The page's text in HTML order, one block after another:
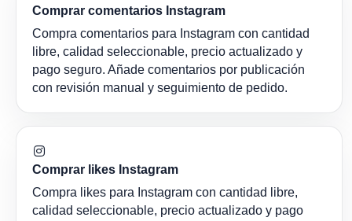
Comprar comentarios Instagram
Compra comentarios para Instagram con cantidad
libre, calidad seleccionable, precio actualizado y
pago seguro. Añade comentarios por publicación
con revisión manual y seguimiento de pedido.
Comprar likes Instagram
Compra likes para Instagram con cantidad libre,
calidad seleccionable, precio actualizado y pago